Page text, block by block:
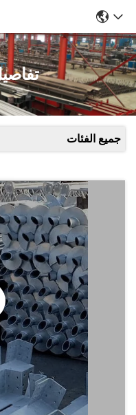
جميع الفئات